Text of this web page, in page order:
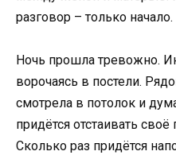
разговор – только начало.
Ночь прошла тревожно.
ворочаясь в постели.
смотрела в потолок и
придётся отстаивать
Сколько раз придётся